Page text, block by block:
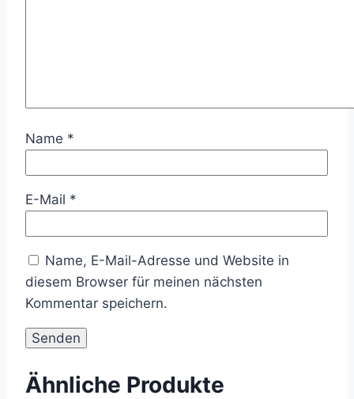
Name *
E-Mail *
Name, E-Mail-Adresse und Website in
diesem Browser für meinen nächsten
Kommentar speichern.
Ähnliche Produkte